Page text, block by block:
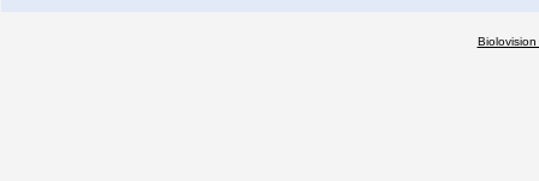
Biolovision